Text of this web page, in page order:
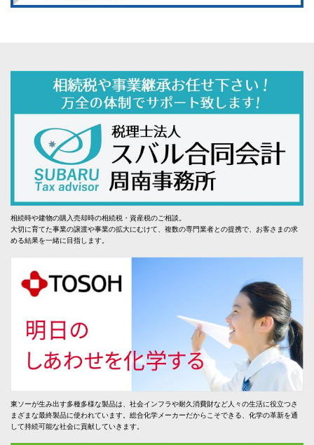
相続時や建物の購入売却時の相続税・資産税のご相談。
大切に育てた事業の譲渡や事業の拡大にむけて、複数の専門業者との提携で、お客さまの求
める結果を一緒に目指します。
東ソーが生み出す多種多様な製品は、社会インフラや耐久消費財など人々の生活に役立つさ
まざまな最終製品に使われています。総合化学メーカーだからこそできる、化学の革新を通
して持続可能な社会に貢献していきます。